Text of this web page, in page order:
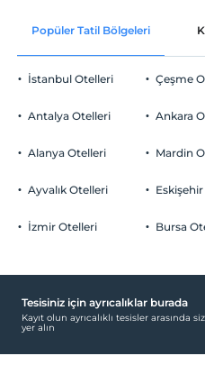
Popüler Tatil Bölgeleri
İstanbul Otelleri
Antalya Otelleri
Alanya Otelleri
Ayvalık Otelleri
İzmir Otelleri
Çeşme
Ankara
Mardin
Bursa
Tesisiniz için ayrıcalıklar burada
Kayıt olun ayrıcalıklı tesisler arasında
yer alın